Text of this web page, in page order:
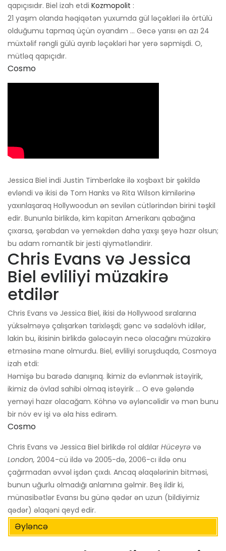
qapıçısıdır. Biel izah etdi Kozmopolit :
21 yaşım olanda həqiqətən yuxumda gül ləçəkləri ilə örtülü
olduğumu tapmaq üçün oyandım ... Gecə yarısı ən azı 24
müxtəlif rəngli gülü ayırıb ləçəkləri hər yerə səpmişdi. O,
mütləq qapıçıdır.
Cosmo
Jessica Biel indi Justin Timberlake ilə xoşbəxt bir şəkildə
evləndi və ikisi də Tom Hanks və Rita Wilson kimilərinə
yaxınlaşaraq Hollywoodun ən sevilən cütlərindən birini təşkil
edir. Bununla birlikdə, kim kapitan Amerikanı qabağına
çıxarsa, şərabdan və yeməkdən daha yaxşı şeyə hazır olsun;
bu adam romantik bir jesti qiymətləndirir.
Chris Evans və Jessica
Biel evliliyi müzakirə
etdilər
Chris Evans və Jessica Biel, ikisi də Hollywood sıralarına
yüksəlməyə çalışarkən tarixləşdi; gənc və sadəlövh idilər,
lakin bu, ikisinin birlikdə gələcəyin necə olacağını müzakirə
etməsinə mane olmurdu. Biel, evliliyi soruşduqda, Cosmoya
izah etdi:
Həmişə bu barədə danışırıq. İkimiz də evlənmək istəyirik,
ikimiz də övlad sahibi olmaq istəyirik ... O evə gələndə
yeməyi hazır olacağam. Köhnə və əyləncəlidir və mən bunu
bir növ ev işi və əla hiss edirəm.
Cosmo
Chris Evans və Jessica Biel birlikdə rol aldılar Hüceyrə və
London, 2004-cü ildə və 2005-də, 2006-cı ildə onu
çağırmadan əvvəl işdən çıxdı. Ancaq əlaqələrinin bitməsi,
bunun uğurlu olmadığı anlamına gəlmir. Beş ildir ki,
münasibətlər Evansı bu günə qədər ən uzun (bildiyimiz
qədər) əlaqəni qeyd edir.
Əyləncə